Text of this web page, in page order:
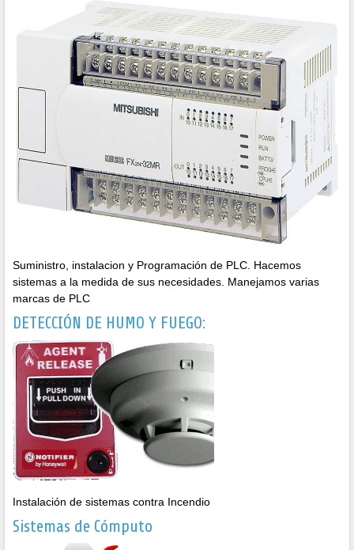
Suministro, instalacion y Programación de PLC. Hacemos
sistemas a la medida de sus necesidades. Manejamos varias
marcas de PLC
DETECCIÓN DE HUMO Y FUEGO:
Instalación de sistemas contra Incendio
Sistemas de Cómputo